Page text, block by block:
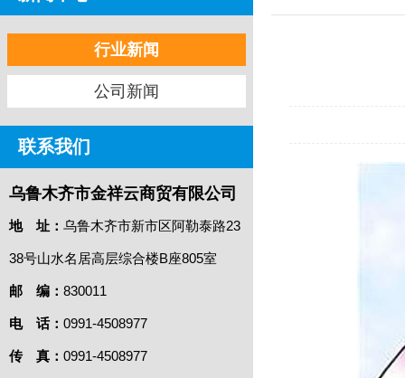
行业新闻
公司新闻
联系我们
乌鲁木齐市金祥云商贸有限公司
地 址： 乌鲁木齐市新市区阿勒泰路23
38号山水名居高层综合楼B座805室
邮 编： 830011
电 话： 0991-4508977
传 真： 0991-4508977